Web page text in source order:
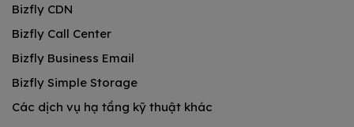
Bizfly CDN
Bizfly Call Center
Bizfly Business Email
Bizfly Simple Storage
Các dịch vụ hạ tầng kỹ thuật khác